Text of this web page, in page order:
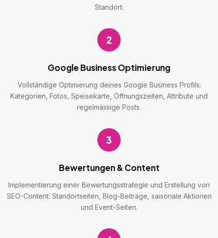
Standort.
2
Google Business Optimierung
Vollständige Optimierung deines Google Business Profils:
Kategorien, Fotos, Speisekarte, Öffnungszeiten, Attribute und
regelmässige Posts.
3
Bewertungen & Content
Implementierung einer Bewertungsstrategie und Erstellung von
SEO-Content: Standortseiten, Blog-Beiträge, saisonale Aktionen
und Event-Seiten.